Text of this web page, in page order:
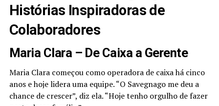
Histórias Inspiradoras de
Colaboradores
Maria Clara – De Caixa a Gerente
Maria Clara começou como operadora de caixa há cinco
anos e hoje lidera uma equipe. “O Savegnago me deu a
chance de crescer”, diz ela. “Hoje tenho orgulho de fazer